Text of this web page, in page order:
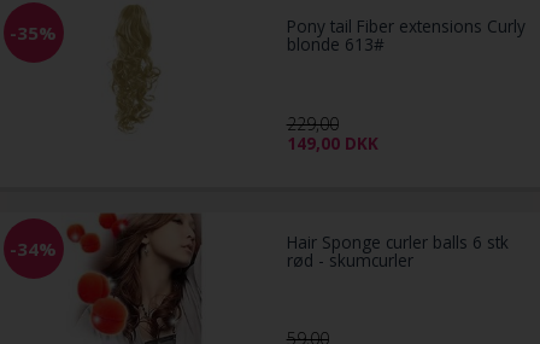
-35% Pony tail Fiber extensions Curly
blonde 613#
229,00
149,00 DKK
-34% Hair Sponge curler balls 6 stk
rød - skumcurler
59,00